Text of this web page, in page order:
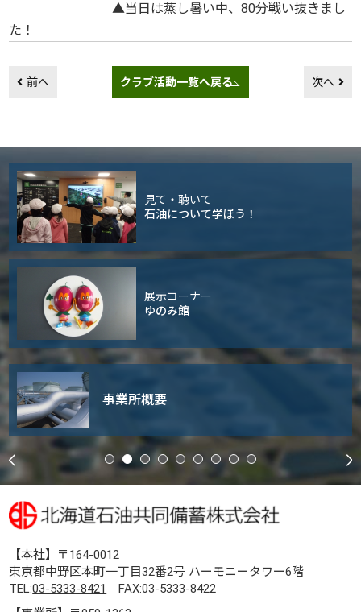
▲当日は蒸し暑い中、80分戦い抜きまし
た！
前へ クラブ活動一覧へ戻る 次へ
見て・聴いて
石油について学ぼう！
展示コーナー
ゆのみ館
事業所概要
【本社】〒164-0012
東京都中野区本町一丁目32番2号 ハーモニータワー6階
TEL:03-5333-8421
FAX:03-5333-8422